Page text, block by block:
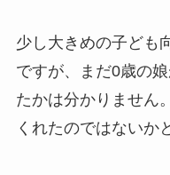
少し大きめの子ども
ですが、まだ0歳の
たかは分かりません
くれたのではないか